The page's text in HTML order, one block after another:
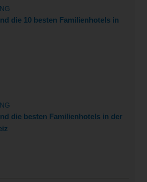
die 10 besten Familienhotels in
die besten Familienhotels in der